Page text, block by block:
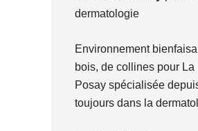
dermatologie
Environnement
bois, de collines pour La
Posay spécialisée
toujours dans la